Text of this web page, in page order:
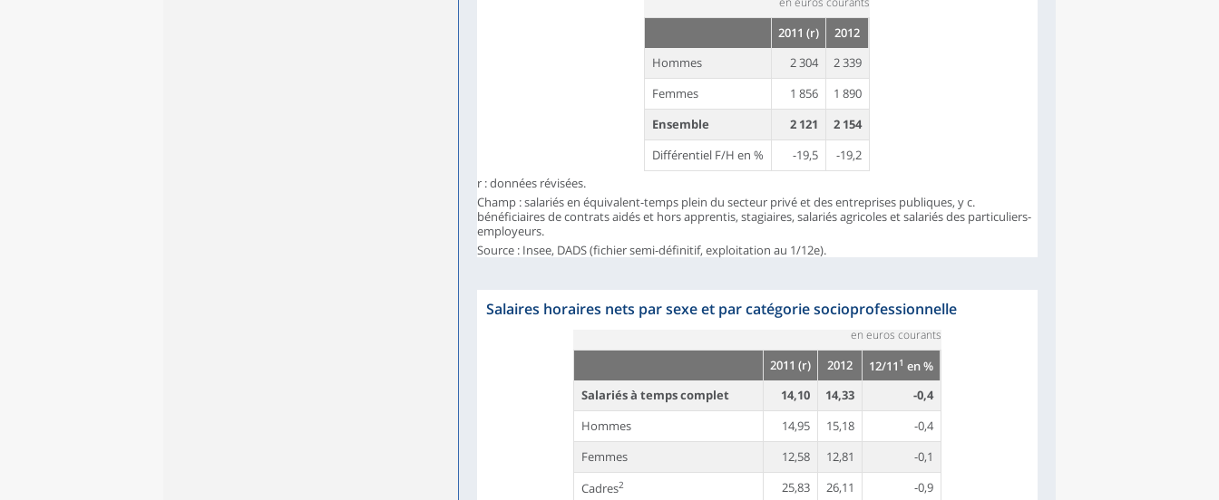
2011 (r)
2012
Hommes
2 304
2 339
Femmes
1 856
1 890
Ensemble
2 121
2 154
Différentiel F/H en %
-19,5
-19,2
r : données révisées.
Champ : salariés en équivalent-temps plein du secteur privé et des entreprises publiques, y c.
bénéficiaires de contrats aidés et hors apprentis, stagiaires, salariés agricoles et salariés des particuliers-
employeurs.
Source : Insee, DADS (fichier semi-définitif, exploitation au 1/12e).
Salaires horaires nets par sexe et par catégorie socioprofessionnelle
en euros courants
2011 (r) 2012 12/11 1 en %
Salariés à temps complet
14,10 14,33
-0,4
Hommes
14,95 15,18
-0,4
Femmes
12,58 12,81
-0,1
Cadres2 25,83 26,11 -0,9